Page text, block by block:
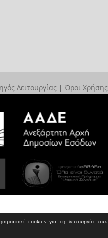
cookies για τη λειτουργία του.
Λειτουργίας | Όροι Χρήσης